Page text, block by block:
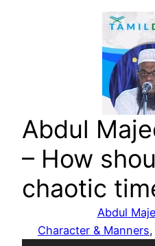
Abdul
– How
chaotic
Abdul
Character & Manners,